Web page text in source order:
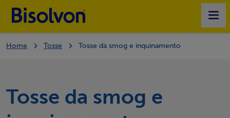
PRODOTTI
Home Tosse Tosse da smog e inquinamento
Tosse da smog e